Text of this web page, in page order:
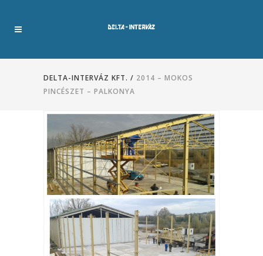
DELTA-INTERVÁZ KFT. / 2014 – MOKOS
PINCÉSZET – PALKONYA